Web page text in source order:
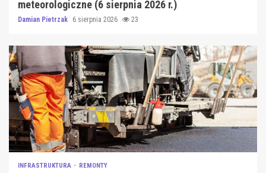
meteorologiczne (6 sierpnia 2026 r.)
Damian Pietrzak 6 sierpnia 2026 23
INFRASTRUKTURA REMONTY